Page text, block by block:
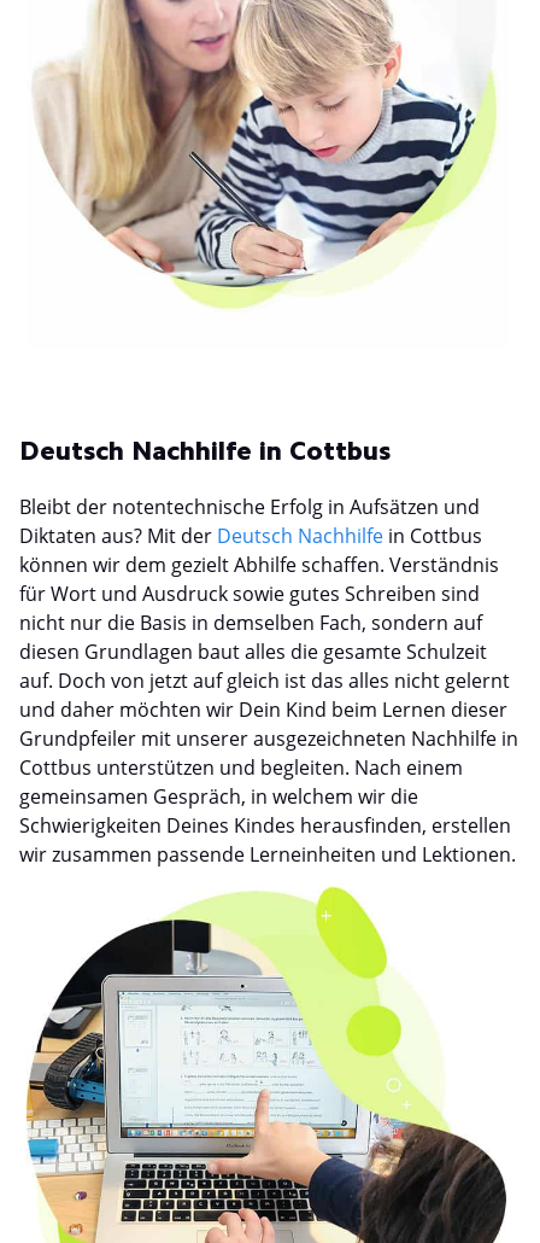
Deutsch Nachhilfe in Cottbus
Bleibt der notentechnische Erfolg in Aufsätzen und
Diktaten aus? Mit der Deutsch Nachhilfe in Cottbus
können wir dem gezielt Abhilfe schaffen. Verständnis
für Wort und Ausdruck sowie gutes Schreiben sind
nicht nur die Basis in demselben Fach, sondern auf
diesen Grundlagen baut alles die gesamte Schulzeit
auf. Doch von jetzt auf gleich ist das alles nicht gelernt
und daher möchten wir Dein Kind beim Lernen dieser
Grundpfeiler mit unserer ausgezeichneten Nachhilfe in
Cottbus unterstützen und begleiten. Nach einem
gemeinsamen Gespräch, in welchem wir die
Schwierigkeiten Deines Kindes herausfinden, erstellen
wir zusammen passende Lerneinheiten und Lektionen.